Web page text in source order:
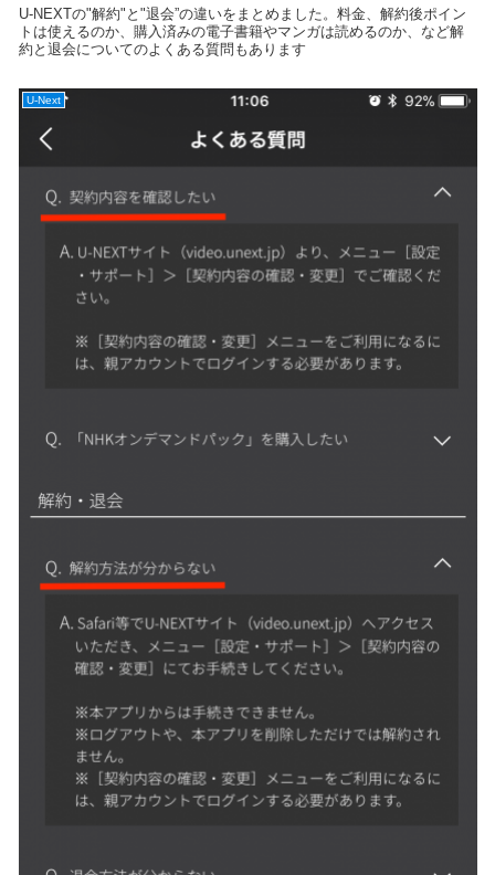
U-NEXTの"解約"と"退会”の違いをまとめました。料金、解約後ポイン
トは使えるのか、購入済みの電子書籍やマンガは読めるのか、など解
約と退会についてのよくある質問もあります
U-Next